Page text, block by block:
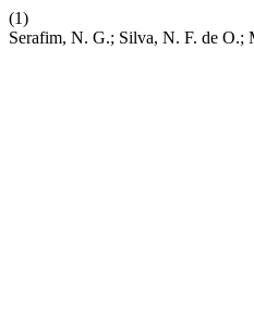
(1)
Serafim, N. G.; Silva, N. F. de